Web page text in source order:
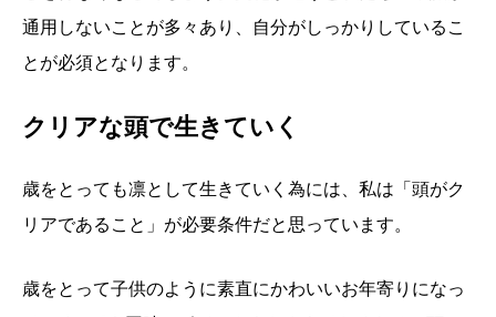
通用しないことが多々あり、自分がしっかりしているこ
とが必須となります。
クリアな頭で生きていく
歳をとっても凛として生きていく為には、私は「頭がク
リアであること」が必要条件だと思っています。
歳をとって子供のように素直にかわいいお年寄りになっ